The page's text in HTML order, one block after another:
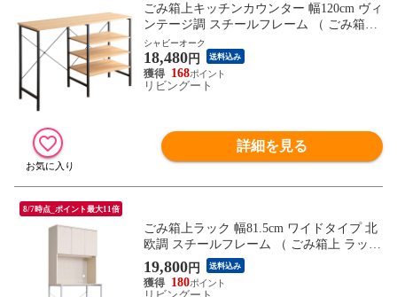
ごみ箱上キッチンカウンター 幅120cm ヴィ
ンテージ調 スチールフレーム （ ごみ箱上
カウンター ラック 棚 ゴミ箱上収納 収納
ダストボックス 作業台 キッチンカウンタ
ー キッチン収納 台所 キッチン家具 シンプ
ル 可動棚 ） 【シャビーオーク】
シャビーオーク
18,480円 送料込み
168
リビングート
詳細を見る
8/7時点_ポイント最大11倍
ごみ箱上ラック 幅81.5cm ワイドタイプ 北
欧調 スチールフレーム （ ごみ箱上 ラック
棚 ゴミ箱上収納 収納 ダストボックス ワイ
ド 食器棚 キッチン収納 台所 キッチン家具
シンプル 可動棚 コンセント付 ）
19,800円 送料込み
180